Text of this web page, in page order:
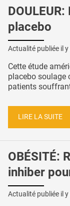
placebo
Actualité publiée il y
Cette étude
placebo soulage
patients
LIRE LA SUITE
OBÉSITÉ:
inhiber
Actualité publiée il y